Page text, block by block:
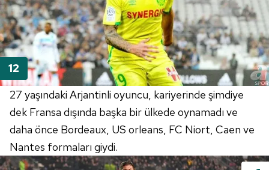
27 yaşındaki Arjantinli oyuncu, kariyerinde şimdiye
dek Fransa dışında başka bir ülkede oynamadı ve
daha önce Bordeaux, US orleans, FC Niort, Caen ve
Nantes formaları giydi.